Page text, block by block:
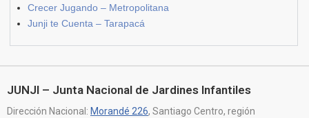
Crecer Jugando – Metropolitana
Junji te Cuenta – Tarapacá
JUNJI – Junta Nacional de Jardines Infantiles
Dirección Nacional: Morandé 226, Santiago Centro, región